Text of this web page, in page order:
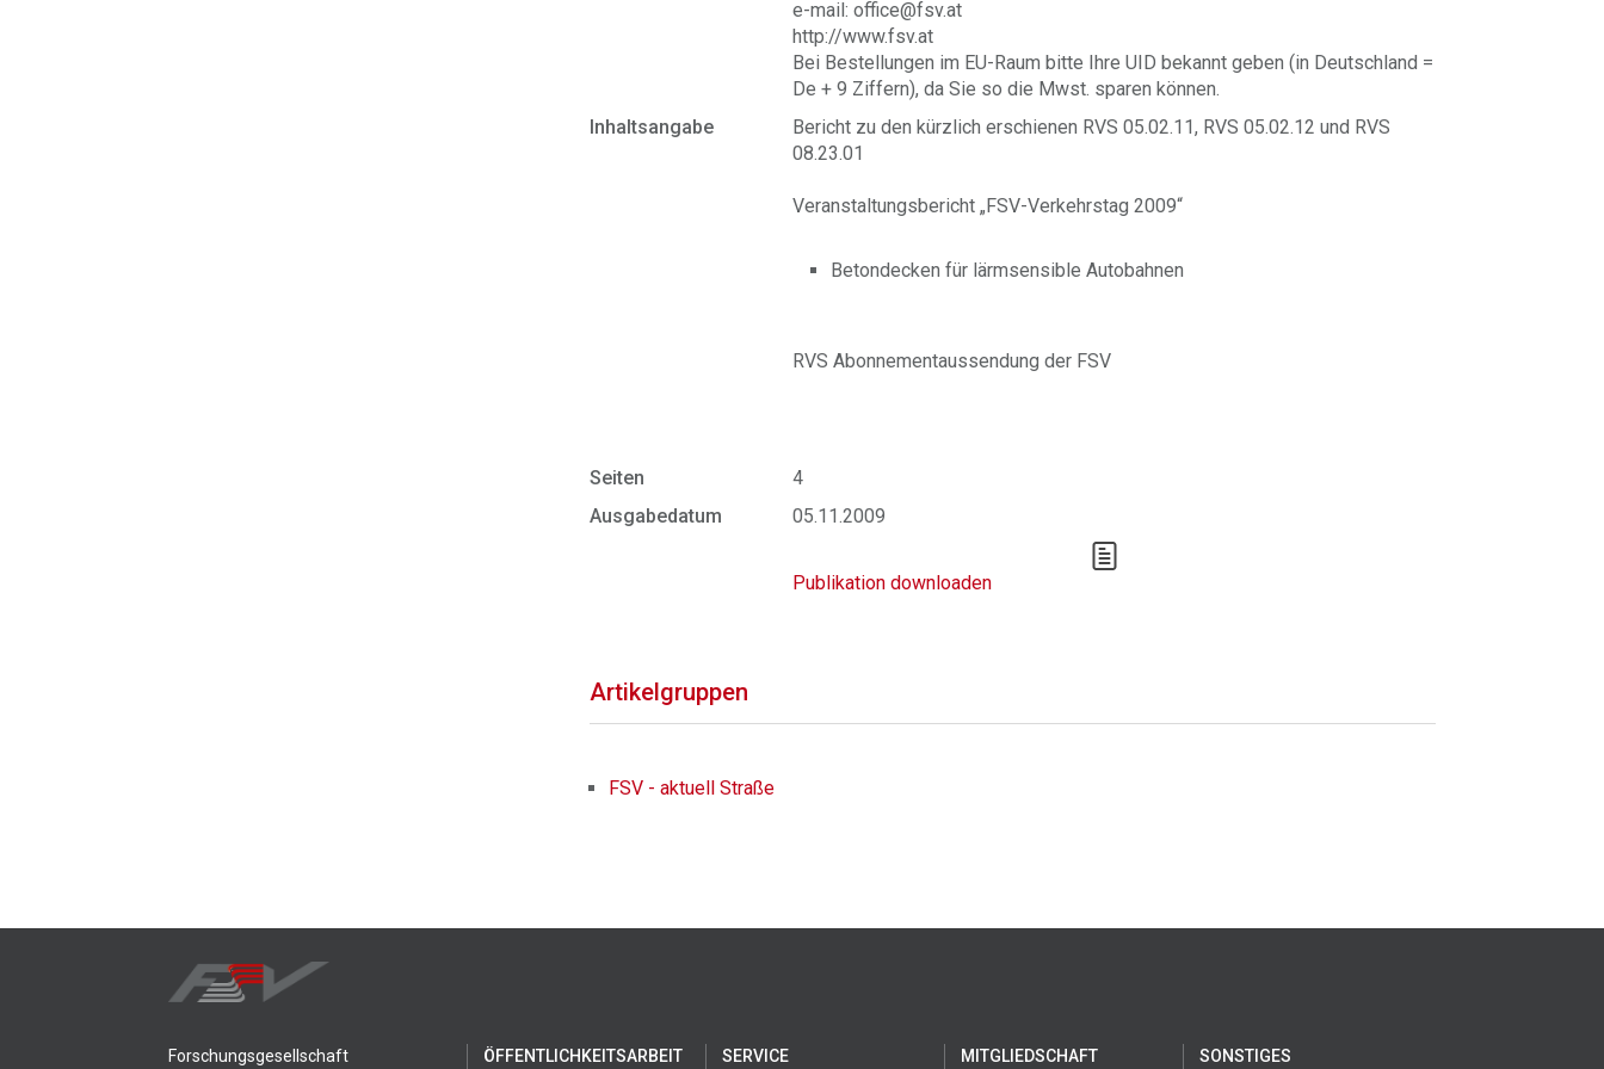
e-mail: office@fsv.at
http://www.fsv.at
Bei Bestellungen im EU-Raum bitte Ihre UID bekannt geben (in Deutschland =
De + 9 Ziffern), da Sie so die Mwst. sparen können.
Inhaltsangabe
Bericht zu den kürzlich erschienen RVS 05.02.11, RVS 05.02.12 und RVS
08.23.01
Veranstaltungsbericht „FSV-Verkehrstag 2009“
Betondecken für lärmsensible Autobahnen
RVS Abonnementaussendung der FSV
Seiten
4
Ausgabedatum
05.11.2009
Publikation downloaden
Artikelgruppen
FSV - aktuell Straße
Forschungsgesellschaft ÖFFENTLICHKEITSARBEIT SERVICE MITGLIEDSCHAFT SONSTIGES